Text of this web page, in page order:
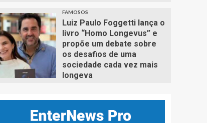
FAMOSOS
Luiz Paulo Foggetti lança o
livro “Homo Longevus” e
propõe um debate sobre
os desafios de uma
sociedade cada vez mais
longeva